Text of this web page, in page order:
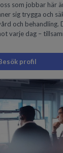
som jobbar här
sig trygga och
och behandling.
varje dag –
profil